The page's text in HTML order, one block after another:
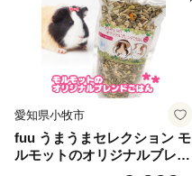
愛知県小牧市
fuu うまうまセレクション モ
ルモットのオリジナルブレン